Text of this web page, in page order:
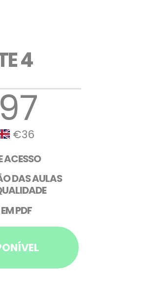
4
ACESSO
DAS AULAS
PDF
€36